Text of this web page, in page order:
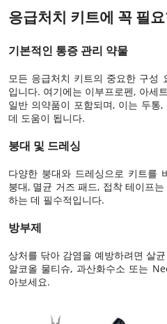
응급처치 키트에 꼭 필
기본적인 통증 관리 약물
모든 응급처치 키트의 중요한 구성
입니다. 여기에는 이부프로펜, 아세
일반 의약품이 포함되며, 이는 두통
데 도움이 됩니다.
붕대 및 드레싱
다양한 붕대와 드레싱으로 키트를
붕대, 멸균 거즈 패드, 접착 테이프
하는 데 필수적입니다.
방부제
상처를 닦아 감염을 예방하려면 살
알코올 물티슈, 과산화수소 또는
아보세요.